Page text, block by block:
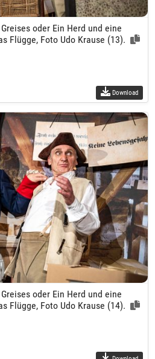
oder Ein Herd und eine
Flügge, Foto Udo Krause (13).
Download
oder Ein Herd und eine
Flügge, Foto Udo Krause (14).